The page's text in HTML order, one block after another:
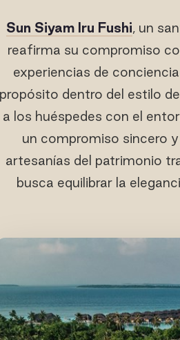
Sun Siyam Iru Fushi, un
reafirma su compromiso
experiencias de
propósito dentro del estilo
a los huéspedes con el
un compromiso sincero
artesanías del patrimonio
busca equilibrar la